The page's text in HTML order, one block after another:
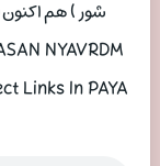
شور ) هم اکنون
NYAVRDM
Links In PAYA